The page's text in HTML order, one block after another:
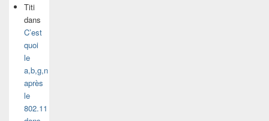
Titi
dans
C’est
quoi
le
a,b,g,n
après
le
802.11